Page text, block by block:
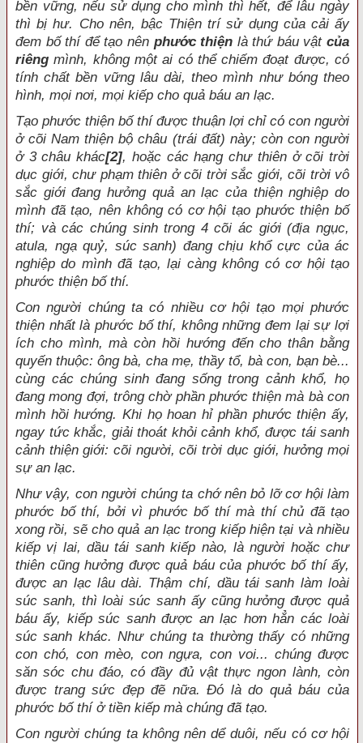
bền vững, nếu sử dụng cho mình thì hết, để lâu ngày
thì bị hư. Cho nên, bậc Thiện trí sử dụng của cải ấy
đem bố thí để tạo nên phước thiện là thứ báu vậtcủa
riêngmình, không một ai có thể chiếm đoạt được, có
tính chất bền vững lâu dài, theo mình như bóng theo
hình, mọi nơi, mọi kiếp cho quả báu an lạc.
Tạo phước thiện bố thí được thuận lợi chỉ có con người
ở cõi Nam thiện bộ châu (trái đất) này; còn con người
ở 3 châu khác[2], hoặc các hạng chư thiên ở cõi trời
dục giới, chư phạm thiên ở cõi trời sắc giới, cõi trời vô
sắc giới đang hưởng quả an lạc của thiện nghiệp do
mình đã tạo, nên không có cơ hội tạo phước thiện bố
thí; và các chúng sinh trong 4 cõi ác giới (địa ngục,
atula, ngạ quỷ, súc sanh) đang chịu khổ cực của ác
nghiệp do mình đã tạo, lại càng không có cơ hội tạo
phước thiện bố thí.
Con người chúng ta có nhiều cơ hội tạo mọi phước
thiện nhất là phước bố thí, không những đem lại sự lợi
ích cho mình, mà còn hồi hướng đến cho thân bằng
quyến thuộc: ông bà, cha mẹ, thầy tổ, bà con, bạn bè...
cùng các chúng sinh đang sống trong cảnh khổ, họ
đang mong đợi, trông chờ phần phước thiện mà bà con
mình hồi hướng. Khi họ hoan hỉ phần phước thiện ấy,
ngay tức khắc, giải thoát khỏi cảnh khổ, được tái sanh
cảnh thiện giới: cõi người, cõi trời dục giới, hưởng mọi
sự an lạc.
Như vậy, con người chúng ta chớ nên bỏ lỡ cơ hội làm
phước bố thí, bởi vì phước bố thí mà thí chủ đã tạo
xong rồi, sẽ cho quả an lạc trong kiếp hiện tại và nhiều
kiếp vị lai, dầu tái sanh kiếp nào, là người hoặc chư
thiên cũng hưởng được quả báu của phước bố thí ấy,
được an lạc lâu dài. Thậm chí, dầu tái sanh làm loài
súc sanh, thì loài súc sanh ấy cũng hưởng được quả
báu ấy, kiếp súc sanh được an lạc hơn hẳn các loài
súc sanh khác. Như chúng ta thường thấy có những
con chó, con mèo, con ngựa, con voi... chúng được
săn sóc chu đáo, có đầy đủ vật thực ngon lành, còn
được trang sức đẹp đẽ nữa. Ðó là do quả báu của
phước bố thí ở tiền kiếp mà chúng đã tạo.
Con người chúng ta không nên dể duôi, nếu có cơ hội